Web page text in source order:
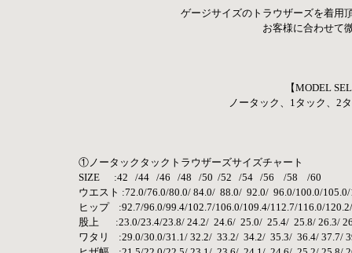
ゲージサイズのトラウザーズを着用
お客様に合わせて
【MODEL
ノータック、1タック、2
①ノータックタックトラウザーズサイズチャート
SIZE      :42   /44   /46   /48   /50  /52   /54   /56    /58    /60
ウエスト :72.0/76.0/80.0/ 84.0/  88.0/  92.0/  96.0/100.0/
ヒップ    :92.7/96.0/99.4/102.7/106.0/109.4/112.7/116.0/
股上       :23.0/23.4/23.8/ 24.2/  24.6/  25.0/  25.4/  25.8/ 26.3/
ワタリ    :29.0/30.0/31.1/ 32.2/  33.2/  34.2/  35.3/  36.4/ 37.7/